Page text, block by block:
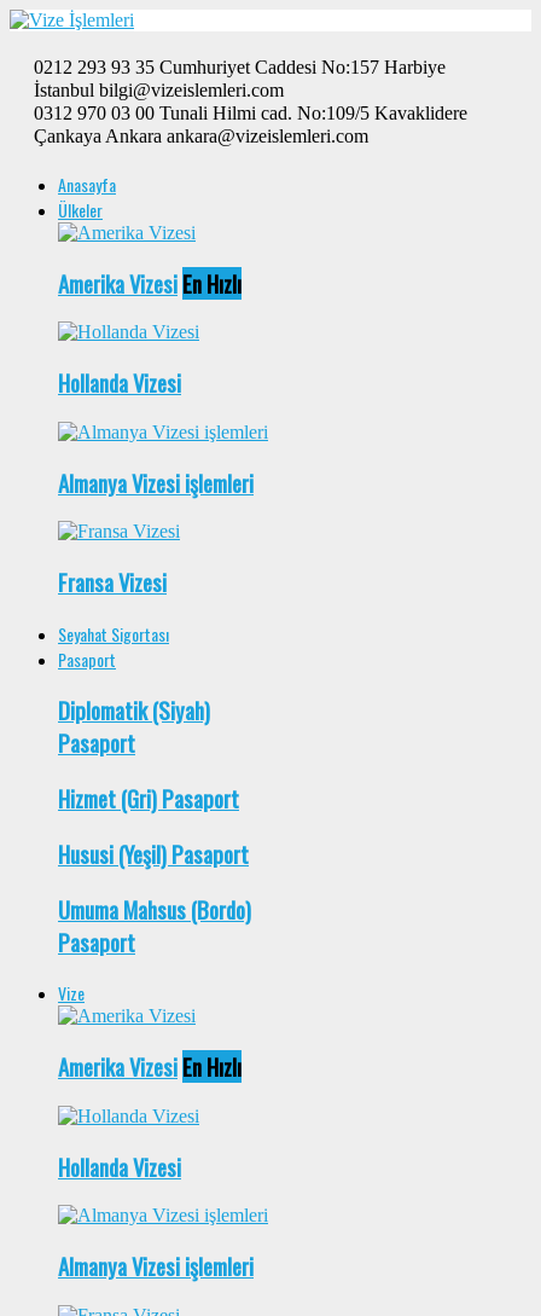
0212 293 93 35 Cumhuriyet Caddesi No:157 Harbiye
İstanbul bilgi@vizeislemleri.com
0312 970 03 00 Tunali Hilmi cad. No:109/5 Kavaklidere
Çankaya Ankara ankara@vizeislemleri.com
Anasayfa
Ülkeler
Amerika VizesiEn Hızlı
Hollanda Vizesi
Almanya Vizesi işlemleri
Fransa Vizesi
Seyahat Sigortası
Pasaport
Diplomatik (Siyah)
Pasaport
Hizmet (Gri) Pasaport
Hususi (Yeşil) Pasaport
Umuma Mahsus (Bordo)
Pasaport
Vize
Amerika VizesiEn Hızlı
Hollanda Vizesi
Almanya Vizesi işlemleri